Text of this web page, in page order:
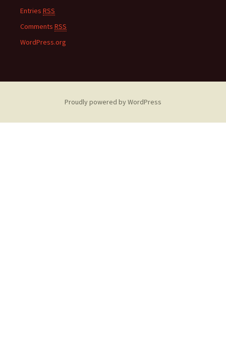
Entries RSS
Comments RSS
WordPress.org
Proudly powered by WordPress